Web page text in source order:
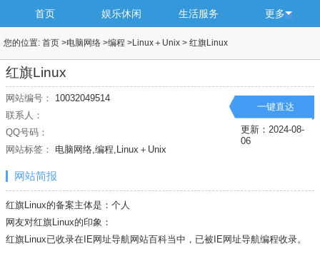
首页 娱乐休闲 生活服务 更多
您的位置: 首页 >电脑网络 >编程 >Linux＋Unix > 红旗Linux
红旗Linux
网站编号：
10032049514
联系人：
QQ号码：
网站标签：
电脑网络,编程,Linux＋Unix
一键直达
更新：2024-08-
06
网站简报
红旗Linux的备案主体是：个人
网友对红旗Linux的印象：
红旗Linux已收录在IE网址导航网站百科当中，已被IE网址导航编程收录。